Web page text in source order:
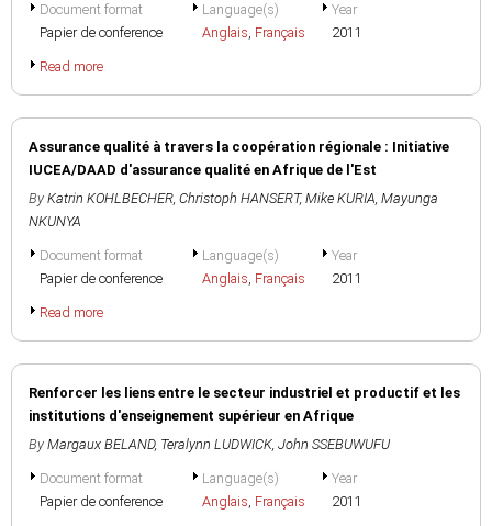
Document format
Papier de conference
Language(s)
Anglais, Français
Year
2011
Read more
Assurance qualité à travers la coopération régionale : Initiative
IUCEA/DAAD d'assurance qualité en Afrique de l'Est
By Katrin KOHLBECHER, Christoph HANSERT, Mike KURIA, Mayunga
NKUNYA
Document format
Papier de conference
Language(s)
Anglais, Français
Year
2011
Read more
Renforcer les liens entre le secteur industriel et productif et les
institutions d'enseignement supérieur en Afrique
By Margaux BELAND, Teralynn LUDWICK, John SSEBUWUFU
Document format
Papier de conference
Language(s)
Anglais, Français
Year
2011